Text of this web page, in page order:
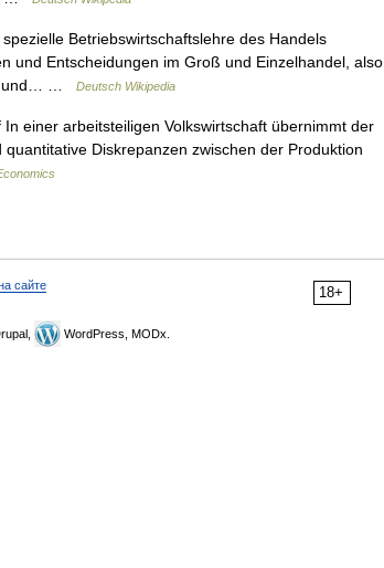
Betriebswirtschaftslehre des Handels
und Entscheidungen im Groß und Einzelhandel, also
und… …
Deutsch Wikipedia
einer arbeitsteiligen Volkswirtschaft übernimmt der
Diskrepanzen zwischen der Produktion
18+
сайте
WordPress, MODx.